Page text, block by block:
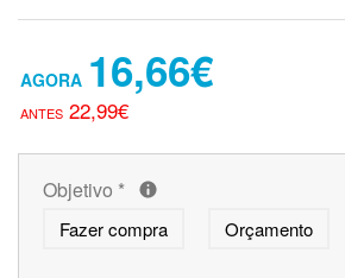
16,66€
22,99€
Objetivo *
Fazer compra Orçamento